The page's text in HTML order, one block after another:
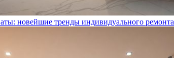
новейшие тренды индивидуального ремонта